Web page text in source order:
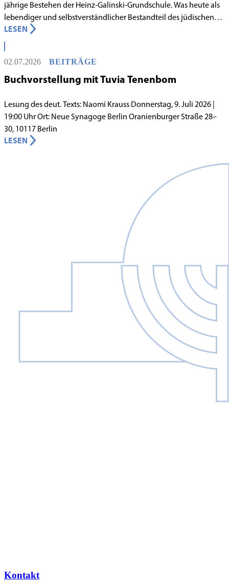
jährige Bestehen der Heinz-Galinski-Grundschule. Was heute als
lebendiger und selbstverständlicher Bestandteil des jüdischen
Lebens in Berlin gilt, begann in den 1980er-Jahren unter
schwierigen Voraussetzungen. Vor dem Hintergrund eines
innergemeindlichen Wandels entstand bereits 1983 die Idee, eine
jüdische Grundschule zu gründen.
LESEN
02.07.2026 BEITRÄGE
Buchvorstellung mit Tuvia Tenenbom
Lesung des deut. Texts: Naomi Krauss Donnerstag, 9. Juli 2026 |
19:00 Uhr Ort: Neue Synagoge Berlin Oranienburger Straße 28–
30, 10117 Berlin
LESEN
Kontakt